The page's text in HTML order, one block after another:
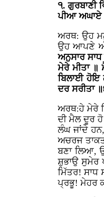
੧. ਗੁਰਬਾਣੀ
ਪੀਆ ਅਘਾਏ
ਅਰਥ: ਉਹ
ਉਹ ਆਪਣੇ
ਅਨੁਸਾਰ
ਮੇਰੇ ਮੀਤਾ ॥
ਬਿਲਾਈ ਹੋਇ
ਦਰ ਸਰੀਤਾ
ਅਰਥ:ਹੇ ਮੇਰੇ
ਦੀ ਮੈਲ ਦੂਰ
ਲੰਘ ਜਾਂਦੇ
ਅਚਰਜ
ਬਣਾ ਲਿਆ,
ਸ਼ੁਭਾਉ ਸੁਮੇਰ
ਮਿੱਤਰ! ਸਾਧ
ਪ੍ਰਭੂ! ਮੇਹਰ